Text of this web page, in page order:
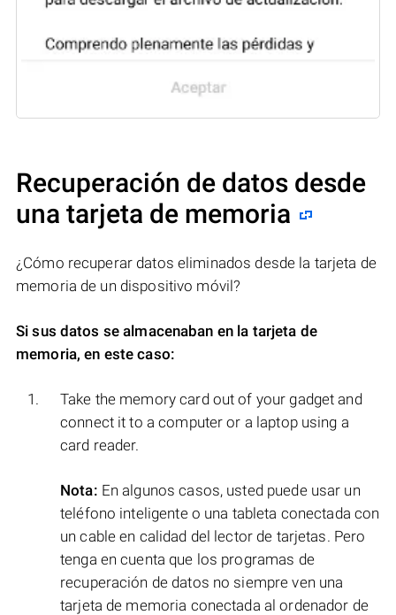
Recuperación de datos desde
una tarjeta de memoria
¿Cómo recuperar datos eliminados desde la tarjeta de
memoria de un dispositivo móvil?
Si sus datos se almacenaban en la tarjeta de
memoria, en este caso:
Take the memory card out of your gadget and
connect it to a computer or a laptop using a
card reader.
Nota: En algunos casos, usted puede usar un
teléfono inteligente o una tableta conectada con
un cable en calidad del lector de tarjetas. Pero
tenga en cuenta que los programas de
recuperación de datos no siempre ven una
tarjeta de memoria conectada al ordenador de